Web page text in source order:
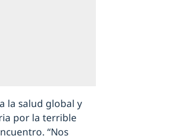
la salud global y
por la terrible
“Nos